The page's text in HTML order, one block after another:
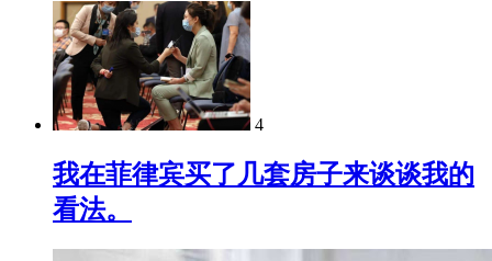
4
我在菲律宾买了几套房子来谈谈我的
看法。